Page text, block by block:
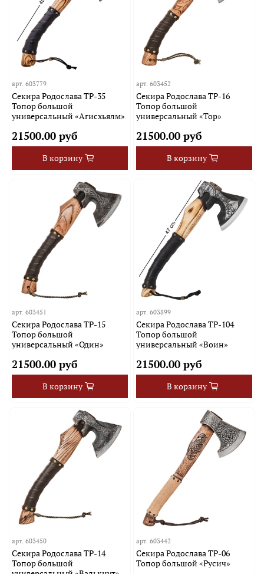
арт.603779
Секира Родослава TP-35
Топор большой
универсальный «Агисхьялм»
21500.00 руб
В корзину
арт. 603452
Секира Родослава TP-16
Топор большой
универсальный «Тор»
21500.00 руб
В корзину
арт.603451
Секира Родослава TP-15
Топор большой
универсальный «Один»
21500.00 руб
В корзину
арт. 603899
Секира Родослава TP-104
Топор большой
универсальный «Воин»
21500.00 руб
В корзину
арт.603450
Секира Родослава TP-14
Топор большой
арт. 603442
Секира Родослава TP-06
Топор большой «Русич»